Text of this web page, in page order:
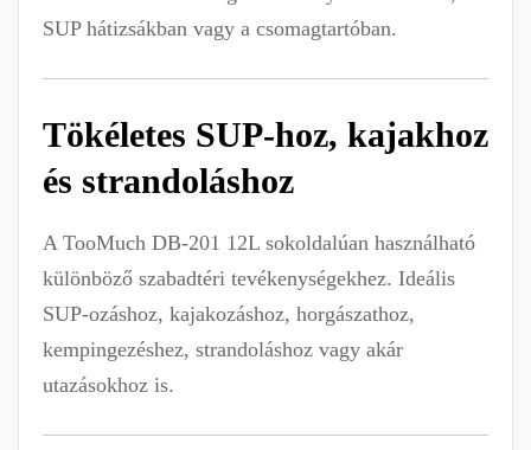
SUP hátizsákban vagy a csomagtartóban.
Tökéletes SUP-hoz, kajakhoz
és strandoláshoz
A TooMuch DB-201 12L sokoldalúan használható
különböző szabadtéri tevékenységekhez. Ideális
SUP-ozáshoz, kajakozáshoz, horgászathoz,
kempingezéshez, strandoláshoz vagy akár
utazásokhoz is.